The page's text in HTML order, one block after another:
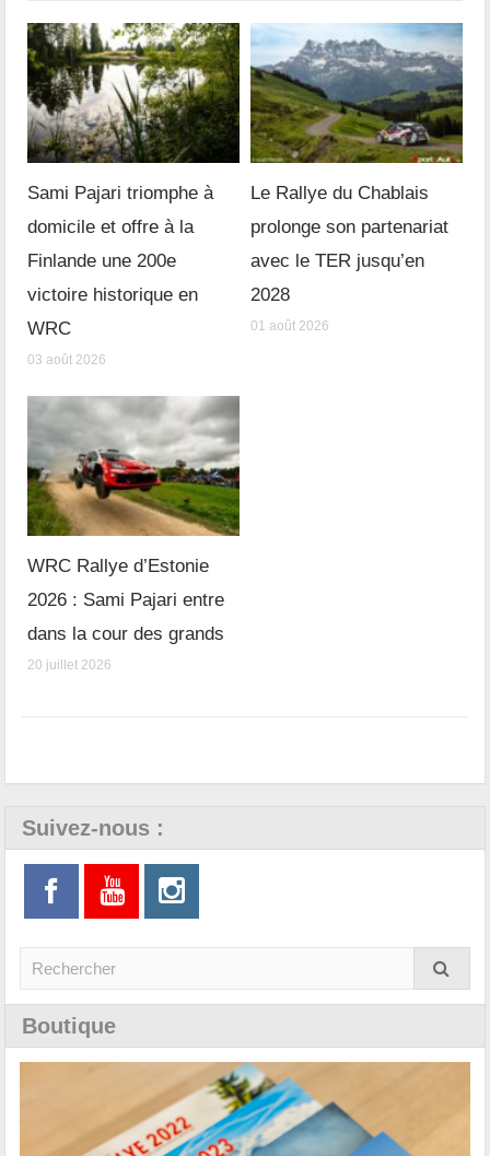
Sami Pajari triomphe à
domicile et offre à la
Finlande une 200e
victoire historique en
WRC
03 août 2026
Le Rallye du Chablais
prolonge son partenariat
avec le TER jusqu’en
2028
01 août 2026
WRC Rallye d’Estonie
2026 : Sami Pajari entre
dans la cour des grands
20 juillet 2026
Suivez-nous :
Boutique